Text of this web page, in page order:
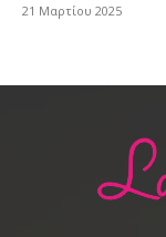
21 Μαρτίου 2025